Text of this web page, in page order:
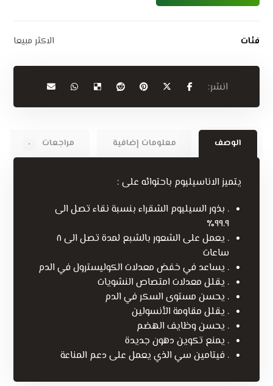
فئات الاكثر مبيعا
الوصف معلومات إضافية مراجعات ٠
يتميز الاناسيليوم باحتوائه على :
. بذور السيليوم الشقراء بنسبة نقاء تصل الى
٩٩.٩٪
. يعمل على الشعور بالشبع لمدة تصل الى ٨
ساعات
. يساعد في خفض معدلات الكوليسترول في الدم
. يقلل معدلات امتصاص النشويات
. يحسن مستوى السكر في الدم
. يقلل مقاومة الأنسولين
. يحسن وظايف الهضم
. يمنع تكوين دهون جديدة
. فيتامين سي الذي يعمل على دعم المناعة